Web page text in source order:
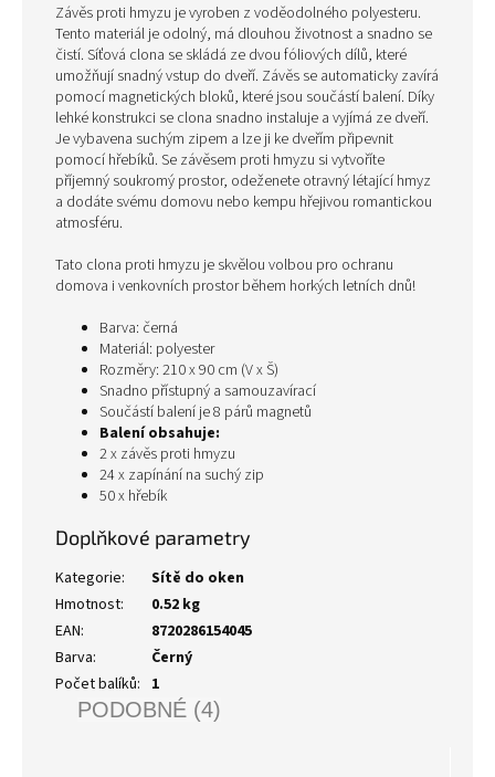
Závěs proti hmyzu je vyroben z voděodolného polyesteru.
Tento materiál je odolný, má dlouhou životnost a snadno se
čistí. Síťová clona se skládá ze dvou fóliových dílů, které
umožňují snadný vstup do dveří. Závěs se automaticky zavírá
pomocí magnetických bloků, které jsou součástí balení. Díky
lehké konstrukci se clona snadno instaluje a vyjímá ze dveří.
Je vybavena suchým zipem a lze ji ke dveřím připevnit
pomocí hřebíků. Se závěsem proti hmyzu si vytvoříte
příjemný soukromý prostor, odeženete otravný létající hmyz
a dodáte svému domovu nebo kempu hřejivou romantickou
atmosféru.
Tato clona proti hmyzu je skvělou volbou pro ochranu
domova i venkovních prostor během horkých letních dnů!
Barva: černá
Materiál: polyester
Rozměry: 210 x 90 cm (V x Š)
Snadno přístupný a samouzavírací
Součástí balení je 8 párů magnetů
Balení obsahuje:
2 x závěs proti hmyzu
24 x zapínání na suchý zip
50 x hřebík
Doplňkové parametry
Kategorie:
Sítě do oken
Hmotnost:
0.52 kg
EAN:
8720286154045
Barva:
Černý
Počet balíků: 1
PODOBNÉ (4)